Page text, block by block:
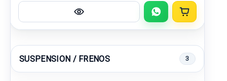
SUSPENSION / FRENOS 3